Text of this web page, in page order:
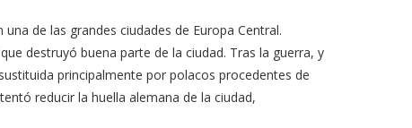
de las grandes ciudades de Europa Central.
destruyó buena parte de la ciudad. Tras la guerra, y
principalmente por polacos procedentes de
reducir la huella alemana de la ciudad,